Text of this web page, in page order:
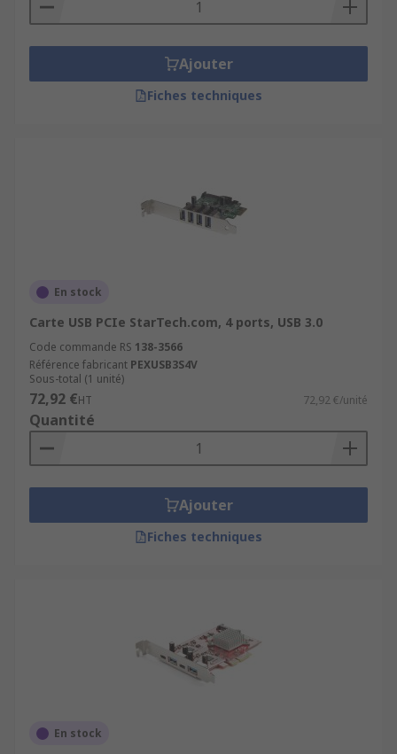
Ajouter
Fiches techniques
En stock
Carte USB PCIe StarTech.com, 4 ports, USB 3.0
Code commande RS 138-3566
Référence fabricant PEXUSB3S4V
Sous-total (1 unité)
72,92 €HT 72,92 €/unité
Quantité
Ajouter
Fiches techniques
En stock